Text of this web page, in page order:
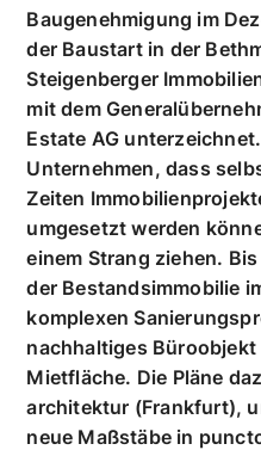
(Frankfurt am Main,
Projekt URBN im
Main schreitet voran.
Baugenehmigung im
der Baustart in der
Steigenberger
mit dem
Estate AG
Unternehmen, dass
Zeiten
umgesetzt werden
einem Strang ziehen.
der Bestandsimmobilie
komplexen